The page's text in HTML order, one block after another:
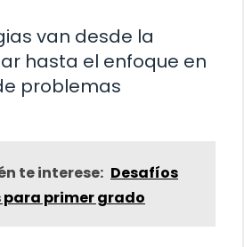
van desde la
hasta el enfoque en
problemas
te interese: Desafíos
primer grado